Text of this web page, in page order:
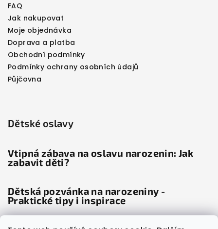
FAQ
Jak nakupovat
Moje objednávka
Doprava a platba
Obchodní podmínky
Podmínky ochrany osobních údajů
Půjčovna
Dětské oslavy
Vtipná zábava na oslavu narozenin: Jak
zabavit děti?
Dětská pozvánka na narozeniny -
Praktické tipy i inspirace